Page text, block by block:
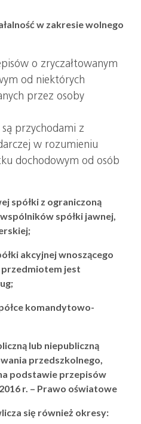
w zakresie wolnego
o zryczałtowanym
od niektórych
przez osoby
przychodami z
w rozumieniu
dochodowym od osób
spółki z ograniczoną
spółki jawnej,
akcyjnej wnoszącego
przedmiotem jest
komandytowo-
lub niepubliczną
przedszkolnego,
podstawie przepisów
r. – Prawo oświatowe
się również okresy: